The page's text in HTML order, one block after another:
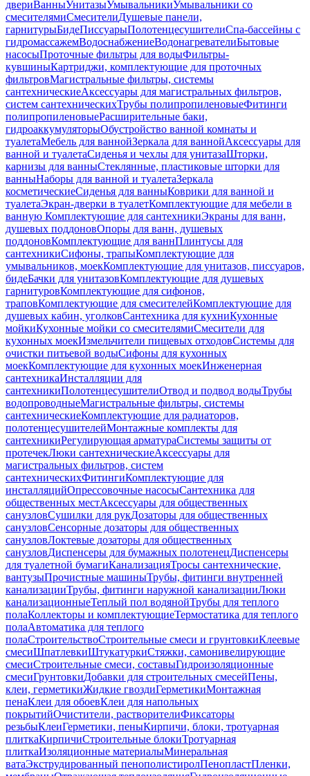
двериВанныУнитазыУмывальникиУмывальники со
смесителямиСмесителиДушевые панели,
гарнитурыБидеПиссуарыПолотенцесушителиСпа-бассейны с
гидромассажемВодоснабжениеВодонагревателиБытовые
насосыПроточные фильтры для водыФильтры-
кувшиныКартриджи, комплектующие для проточных
фильтровМагистральные фильтры, системы
сантехническиеАксессуары для магистральных фильтров,
систем сантехническихТрубы полипропиленовыеФитинги
полипропиленовыеРасширительные баки,
гидроаккумуляторыОбустройство ванной комнаты и
туалетаМебель для ваннойЗеркала для ваннойАксессуары для
ванной и туалетаСиденья и чехлы для унитазаШторки,
карнизы для ванныСтеклянные, пластиковые шторки для
ванныНаборы для ванной и туалетаЗеркала
косметическиеСиденья для ванныКоврики для ванной и
туалетаЭкран-дверки в туалетКомплектующие для мебели в
ванную Комплектующие для сантехникиЭкраны для ванн,
душевых поддоновОпоры для ванн, душевых
поддоновКомплектующие для ваннПлинтусы для
сантехникиСифоны, трапыКомплектующие для
умывальников, моекКомплектующие для унитазов, писсуаров,
бидеБачки для унитазовКомплектующие для душевых
гарнитуровКомплектующие для сифонов,
траповКомплектующие для смесителейКомплектующие для
душевых кабин, уголковСантехника для кухниКухонные
мойкиКухонные мойки со смесителямиСмесители для
кухонных моекИзмельчители пищевых отходовСистемы для
очистки питьевой водыСифоны для кухонных
моекКомплектующие для кухонных моекИнженерная
сантехникаИнсталляции для
сантехникиПолотенцесушителиОтвод и подвод водыТрубы
водопроводныеМагистральные фильтры, системы
сантехническиеКомплектующие для радиаторов,
полотенцесушителейМонтажные комплекты для
сантехникиРегулирующая арматураСистемы защиты от
протечекЛюки сантехническиеАксессуары для
магистральных фильтров, систем
сантехническихФитингиКомплектующие для
инсталляцийОпрессовочные насосыСантехника для
общественных местАксессуары для общественных
санузловСушилки для рукДозаторы для общественных
санузловСенсорные дозаторы для общественных
санузловЛоктевые дозаторы для общественных
санузловДиспенсеры для бумажных полотенецДиспенсеры
для туалетной бумагиКанализацияТросы сантехнические,
вантузыПрочистные машиныТрубы, фитинги внутренней
канализацииТрубы, фитинги наружной канализацииЛюки
канализационныеТеплый пол водянойТрубы для теплого
полаКоллекторы и комплектующиеТермостатика для теплого
полаАвтоматика для теплого
полаСтроительствоСтроительные смеси и грунтовкиКлеевые
смесиШпатлевкиШтукатуркиСтяжки, самонивелирующие
смесиСтроительные смеси, составыГидроизоляционные
смесиГрунтовкиДобавки для строительных смесейПены,
клеи, герметикиЖидкие гвоздиГерметикиМонтажная
пенаКлеи для обоевКлеи для напольных
покрытийОчистители, растворителиФиксаторы
резьбыКлеиГерметики, пеныКирпичи, блоки, тротуарная
плиткаКирпичиСтроительные блокиТротуарная
плиткаИзоляционные материалыМинеральная
ватаЭкструдированный пенополистиролПенопластПленки,